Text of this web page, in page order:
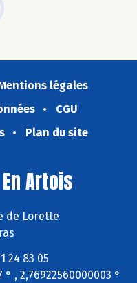
légales
CGU
Plan du site
Artois
de Lorette
24 83 05
° , 2,76922560000003 °